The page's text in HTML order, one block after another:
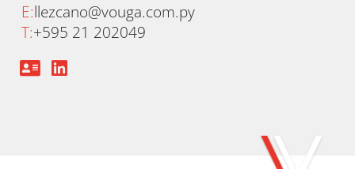
E:llezcano@vouga.com.py
T:+595 21 202049